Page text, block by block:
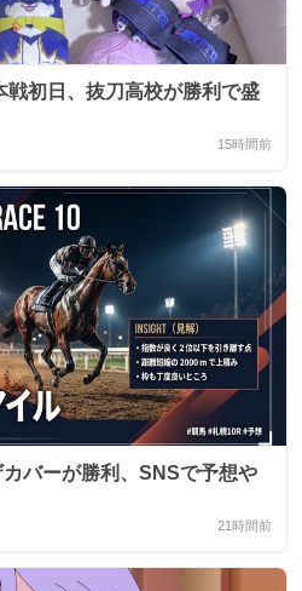
戦初日、抜刀高校が勝利で盛
15時間前
バーが勝利、SNSで予想や
21時間前